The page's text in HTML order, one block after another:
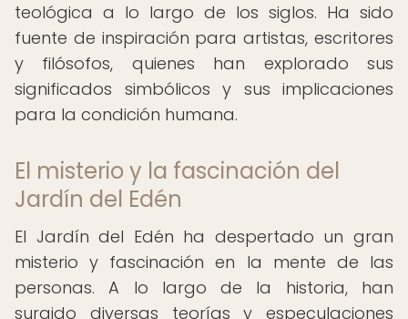
teológica a lo largo de los siglos. Ha sido
fuente de inspiración para artistas, escritores
y filósofos, quienes han explorado sus
significados simbólicos y sus implicaciones
para la condición humana.
El misterio y la fascinación del
Jardín del Edén
El Jardín del Edén ha despertado un gran
misterio y fascinación en la mente de las
personas. A lo largo de la historia, han
surgido diversas teorías y especulaciones